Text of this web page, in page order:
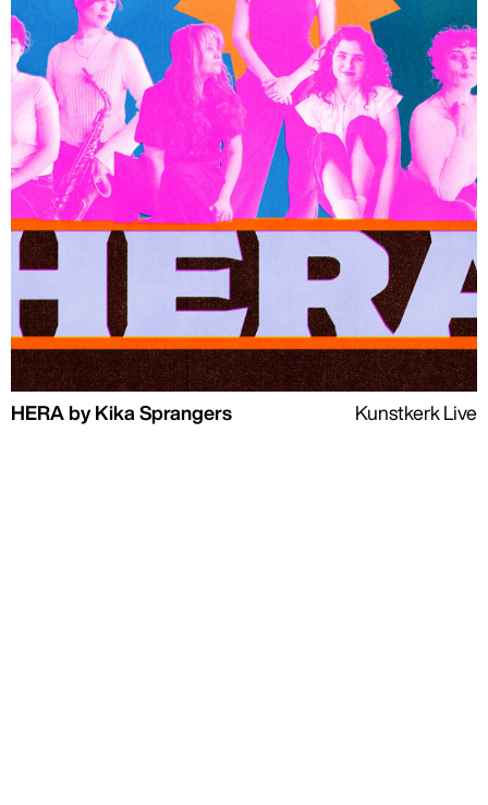
HERA by Kika Sprangers Kunstkerk Live